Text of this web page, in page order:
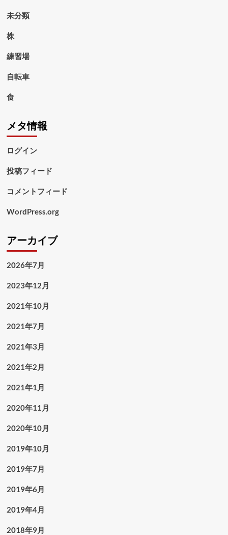
未分類
株
練習場
自転車
食
メタ情報
ログイン
投稿フィード
コメントフィード
WordPress.org
アーカイブ
2026年7月
2023年12月
2021年10月
2021年7月
2021年3月
2021年2月
2021年1月
2020年11月
2020年10月
2019年10月
2019年7月
2019年6月
2019年4月
2018年9月